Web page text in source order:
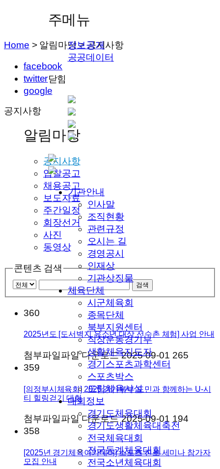
주메뉴
정보공개
공공데이터
닫힘
기관안내
인사말
조직현황
관련규정
오시는 길
경영공시
인재상
기관상징물
체육단체
시군체육회
종목단체
북부지원센터
직장운동경기부
생활체육지도자
경기스포츠과학센터
스포츠박스
도립체육시설
대회정보
경기도체육대회
경기도생활체육대축전
전국체육대회
전국동계체육대회
전국소년체육대회
Home > 알림마당>공지사항
facebook
twitter
google
공지사항
알림마당
공지사항
입찰공고
채용공고
보도자료
주간일정
회장선거
사진
동영상
콘텐츠 검색
360
2025년도 [도서벽지 유소년 대상 선수촌 체험] 사업 안내
첨부파일파일 다운로드 2025-09-01 265
359
[의정부시체육회] 2025 경기북부 도민과 함께하는 U-시
티 힐링걷기 대회
첨부파일파일 다운로드 2025-09-01 194
358
[2025년 경기체육아카데미] 스포츠 진로 세미나 참가자
모집 안내